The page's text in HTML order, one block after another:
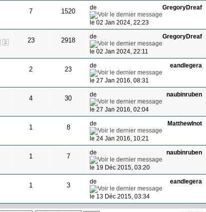
7 1520 deGregoryDreaf
le 02 Jan 2024, 22:23
2 23 2918 deGregoryDreaf
le 02 Jan 2024, 22:11
2 23 deeandlegera
le 27 Jan 2016, 08:31
4 30 denaubinruben
le 27 Jan 2016, 02:04
1 8 deMatthewInot
le 24 Jan 2016, 10:21
1 7 denaubinruben
le 19 Déc 2015, 03:20
1 3 deeandlegera
le 13 Déc 2015, 03:34